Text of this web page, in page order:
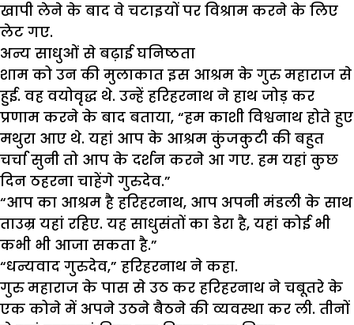
खापी लेने के बाद वे चटाइयों पर विश्राम करने के लिए
लेट गए.
अन्य साधुओं से बढ़ाई घनिष्ठता
शाम को उन की मुलाकात इस आश्रम के गुरु महाराज से
हुई. वह वयोवृद्ध थे. उन्हें हरिहरनाथ ने हाथ जोड़ कर
प्रणाम करने के बाद बताया, “हम काशी विश्वनाथ होते हुए
मथुरा आए थे. यहां आप के आश्रम कुंजकुटी की बहुत
चर्चा सुनी तो आप के दर्शन करने आ गए. हम यहां कुछ
दिन ठहरना चाहेंगे गुरुदेव.”
“आप का आश्रम है हरिहरनाथ, आप अपनी मंडली के साथ
ताउम्र यहां रहिए. यह साधुसंतों का डेरा है, यहां कोई भी
कभी भी आजा सकता है.”
“धन्यवाद गुरुदेव,” हरिहरनाथ ने कहा.
गुरु महाराज के पास से उठ कर हरिहरनाथ ने चबूतरे के
एक कोने में अपने उठने बैठने की व्यवस्था कर ली. तीनों